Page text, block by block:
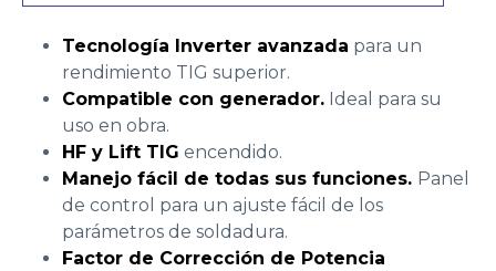
Tecnología Inverter avanzada para un
rendimiento TIG superior.
Compatible con generador. Ideal para su
uso en obra.
HF y Lift TIG encendido.
Manejo fácil de todas sus funciones. Panel
de control para un ajuste fácil de los
parámetros de soldadura.
Factor de Corrección de Potencia